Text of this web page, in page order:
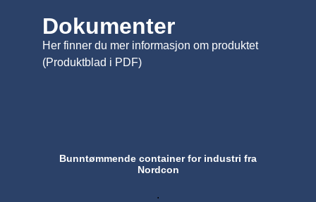
Dokumenter
Her finner du mer informasjon om produktet
(Produktblad i PDF)
Bunntømmende container for industri fra
Nordcon
.